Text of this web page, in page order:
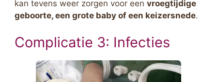
kan tevens weer zorgen voor een vroegtijdige
geboorte, een grote baby of een keizersnede.
Complicatie 3: Infecties